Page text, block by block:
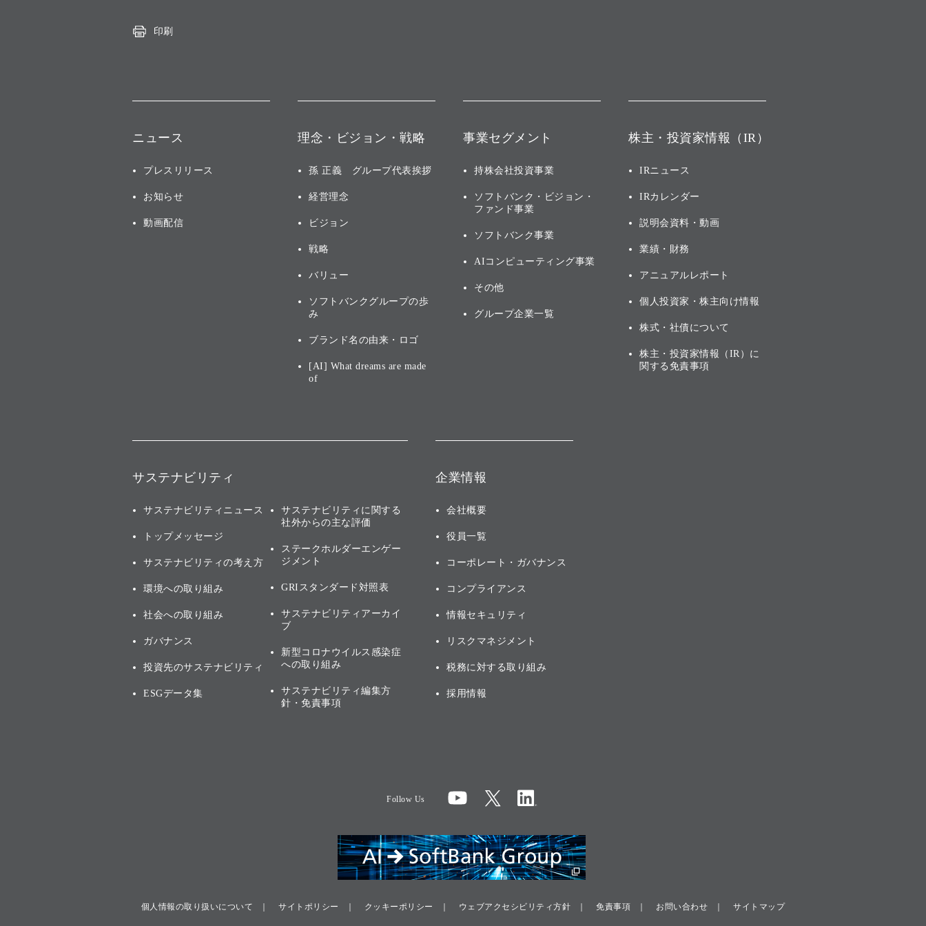
印刷
ニュース
プレスリリース
お知らせ
動画配信
理念・ビジョン・戦略
孫 正義 グループ代表挨拶
経営理念
ビジョン
戦略
バリュー
ソフトバンクグループの歩
み
ブランド名の由来・ロゴ
[AI] What dreams are made
of
事業セグメント
持株会社投資事業
ソフトバンク・ビジョン・
ファンド事業
ソフトバンク事業
AIコンピューティング事業
その他
グループ企業一覧
株主・投資家情報（IR）
IRニュース
IRカレンダー
説明会資料・動画
業績・財務
アニュアルレポート
個人投資家・株主向け情報
株式・社債について
株主・投資家情報（IR）に
関する免責事項
サステナビリティ
サステナビリティニュース
トップメッセージ
サステナビリティの考え方
環境への取り組み
社会への取り組み
ガバナンス
投資先のサステナビリティ
ESGデータ集
サステナビリティに関する
社外からの主な評価
ステークホルダーエンゲー
ジメント
GRIスタンダード対照表
サステナビリティアーカイ
ブ
新型コロナウイルス感染症
への取り組み
サステナビリティ編集方
針・免責事項
企業情報
会社概要
役員一覧
コーポレート・ガバナンス
コンプライアンス
情報セキュリティ
リスクマネジメント
税務に対する取り組み
採用情報
Follow Us
個人情報の取り扱いについて サイトポリシー クッキーポリシー ウェブアクセシビリティ方針 免責事項 お問い合わせ サイトマップ